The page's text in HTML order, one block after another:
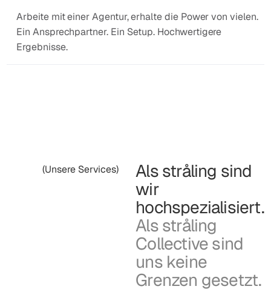
Arbeite mit einer Agentur, erhalte die Power von vielen.
Ein Ansprechpartner. Ein Setup. Hochwertigere
Ergebnisse.
Als stråling sind
wir
hochspezialisiert.
Als stråling
Collective sind
uns keine
Grenzen gesetzt.
(Unsere Services)